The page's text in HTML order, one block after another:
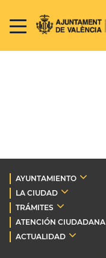
AYUNTAMIENTO
LA CIUDAD
TRÁMITES
ATENCIÓN CIUDADANA
ACTUALIDAD